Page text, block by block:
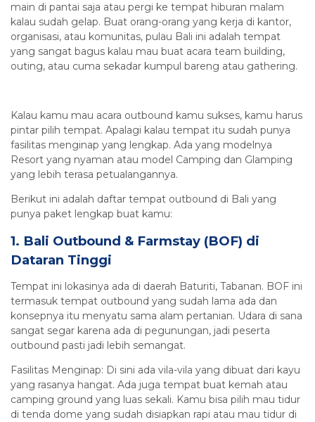
main di pantai saja atau pergi ke tempat hiburan malam
kalau sudah gelap. Buat orang-orang yang kerja di kantor,
organisasi, atau komunitas, pulau Bali ini adalah tempat
yang sangat bagus kalau mau buat acara team building,
outing, atau cuma sekadar kumpul bareng atau gathering.
Kalau kamu mau acara outbound kamu sukses, kamu harus
pintar pilih tempat. Apalagi kalau tempat itu sudah punya
fasilitas menginap yang lengkap. Ada yang modelnya
Resort yang nyaman atau model Camping dan Glamping
yang lebih terasa petualangannya.
Berikut ini adalah daftar tempat outbound di Bali yang
punya paket lengkap buat kamu:
1. Bali Outbound & Farmstay (BOF) di
Dataran Tinggi
Tempat ini lokasinya ada di daerah Baturiti, Tabanan. BOF ini
termasuk tempat outbound yang sudah lama ada dan
konsepnya itu menyatu sama alam pertanian. Udara di sana
sangat segar karena ada di pegunungan, jadi peserta
outbound pasti jadi lebih semangat.
Fasilitas Menginap: Di sini ada vila-vila yang dibuat dari kayu
yang rasanya hangat. Ada juga tempat buat kemah atau
camping ground yang luas sekali. Kamu bisa pilih mau tidur
di tenda dome yang sudah disiapkan rapi atau mau tidur di